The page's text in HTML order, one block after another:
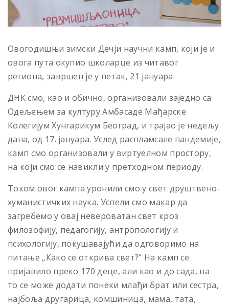
Овогодишњи зимски Дечји научни камп, који је и
овога пута окупио школарце из читавог
региона, завршен је у петак, 21 јануара
ДНК смо, као и обично, организовали заједно са
Одељењем за културу Амбасаде Мађарске
Колегијум Хунгарикум Београд, и трајао је недељу
дана, од 17. јануара. Услед распламсале пандемије,
камп смо организовали у виртуелном простору,
на који смо се навикли у претходном периоду.
Током овог кампа уронили смо у свет друштвено-
хуманистичких наука. Успели смо макар да
загребемо у овај невероватан свет кроз
филозофију, педагогију, антропологију и
психологију, покушавајући да одговоримо на
питање „Како се открива свет?“ На камп се
пријавило преко 170 деце, али као и до сада, на
то се може додати понеки млађи брат или сестра,
најбоља другарица, комшиница, мама, тата,